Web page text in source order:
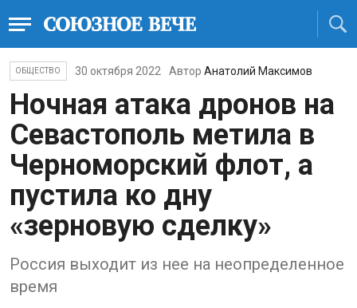
ОБЩЕСТВО 30 октября 2022 Автор Анатолий Максимов
Ночная атака дронов на
Севастополь метила в
Черноморский флот, а
пустила ко дну
«зерновую сделку»
Россия выходит из нее на неопределенное
время